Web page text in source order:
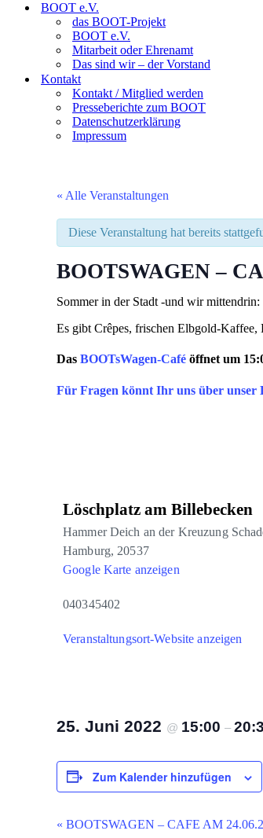
BOOT e.V.
das BOOT-Projekt
BOOT e.V.
Mitarbeit oder Ehrenamt
Das sind wir – der Vorstand
Kontakt
Kontakt / Mitglied werden
Presseberichte zum BOOT
Datenschutzerklärung
Impressum
« Alle Veranstaltungen
Diese Veranstaltung hat bereits
BOOTSWAGEN –
Sommer in der Stadt -und wir mittendrin:
Es gibt Crêpes, frischen Elbgold-
Das BOOTsWagen-Café öffnet um
Für Fragen könnt Ihr uns über
Löschplatz am Billebecken
Hammer Deich an der Kreuzung
Hamburg, 20537
Google Karte anzeigen
040345402
Veranstaltungsort-Website anzeigen
25. Juni 2022 @ 15:00 –
Zum Kalender hinzufügen
Veranstaltung-
« BOOTSWAGEN – CAFE AM